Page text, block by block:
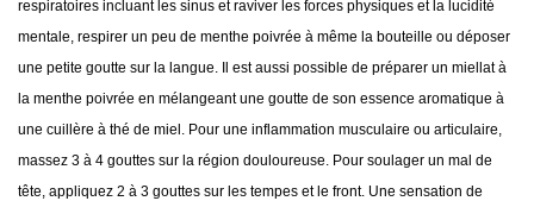
respiratoires incluant les sinus et raviver les forces physiques et la lucidité
mentale, respirer un peu de menthe poivrée à même la bouteille ou déposer
une petite goutte sur la langue. Il est aussi possible de préparer un miellat à
la menthe poivrée en mélangeant une goutte de son essence aromatique à
une cuillère à thé de miel. Pour une inflammation musculaire ou articulaire,
massez 3 à 4 gouttes sur la région douloureuse. Pour soulager un mal de
tête, appliquez 2 à 3 gouttes sur les tempes et le front. Une sensation de